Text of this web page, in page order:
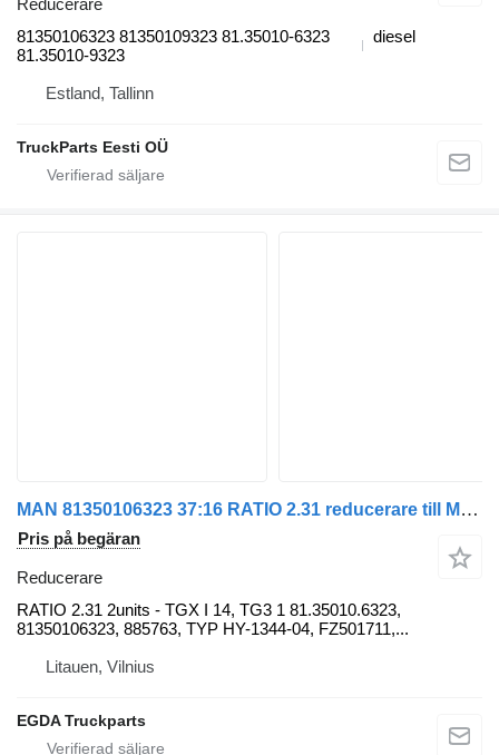
Reducerare
81350106323 81350109323 81.35010-6323
81.35010-9323
diesel
Estland, Tallinn
TruckParts Eesti OÜ
MAN 81350106323 37:16 RATIO 2.31 reducerare till MAN dragbil
Pris på begäran
Reducerare
RATIO 2.31 2units - TGX I 14, TG3 1 81.35010.6323,
81350106323, 885763, TYP HY-1344-04, FZ501711,...
Litauen, Vilnius
EGDA Truckparts